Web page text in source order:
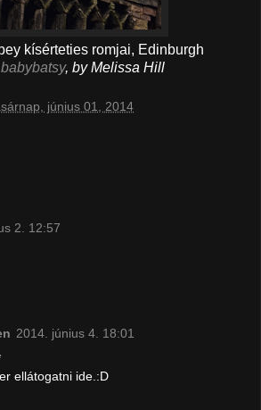
kísérteties romjai, Edinburgh
babybatsy, by Melissa Hill
június 01, 2014
2. 12:57
2014. június 4. 18:01
ellátogatni ide.:D